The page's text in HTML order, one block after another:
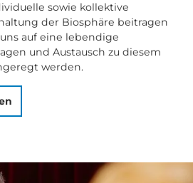
sowie kollektive
der Biosphäre beitragen
auf eine lebendige
und Austausch zu diesem
werden.